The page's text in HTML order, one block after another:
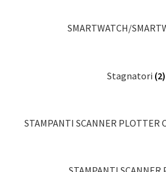
SMARTWATCH/
Stagnatori (2)
STAMPANTI SCANNER PLOTTER